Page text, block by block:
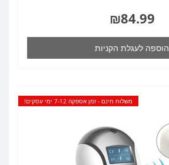
₪84.99
הוספה לעגלת הקניות
משלוח חינם - זמן אספקה 7-12 ימי עסקים!